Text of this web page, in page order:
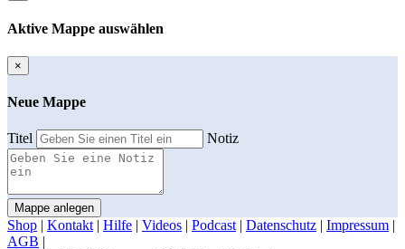
Aktive Mappe auswählen
×
Neue Mappe
Titel Notiz
Mappe anlegen
Shop | Kontakt | Hilfe | Videos | Podcast | Datenschutz | Impressum |
AGB |